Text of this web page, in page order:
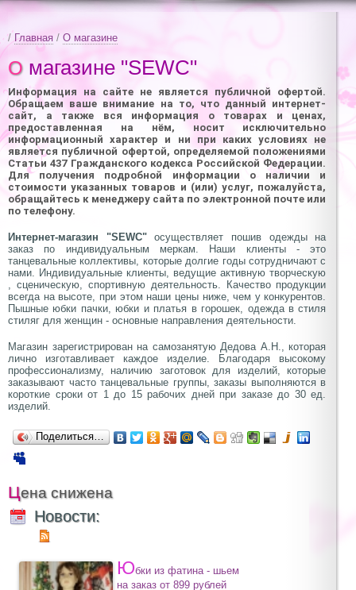
/Главная / О магазине
О магазине "SEWC"
Информация на сайте не является публичной офертой.
Обращаем ваше внимание на то, что данный интернет-
сайт, а также вся информация о товарах и ценах,
предоставленная на нём, носит исключительно
информационный характер и ни при каких условиях не
является публичной офертой, определяемой положениями
Статьи 437 Гражданского кодекса Российской Федерации.
Для получения подробной информации о наличии и
стоимости указанных товаров и (или) услуг, пожалуйста,
обращайтесь к менеджеру сайта по электронной почте или
по телефону.
Интернет-магазин "SEWC"осуществляет пошив одежды на
заказ по индивидуальным меркам. Наши клиенты - это
танцевальные коллективы, которые долгие годы сотрудничают с
нами. Индивидуальные клиенты, ведущие активную творческую
, сценическую, спортивную деятельность. Качество продукции
всегда на высоте, при этом наши цены ниже, чем у конкурентов.
Пышные юбки пачки, юбки и платья в горошек, одежда в стиля
стиляг для женщин - основные направления деятельности.
Магазин зарегистрирован на самозанятую Дедова А.Н., которая
лично изготавливает каждое изделие. Благодаря высокому
профессионализму, наличию заготовок для изделий, которые
заказывают часто танцевальные группы, заказы выполняются в
короткие сроки от 1 до 15 рабочих дней при заказе до 30 ед.
изделий.
Поделиться…
Цена снижена
Новости:
Юбки из фатина - шьем
на заказ от 899 рублей